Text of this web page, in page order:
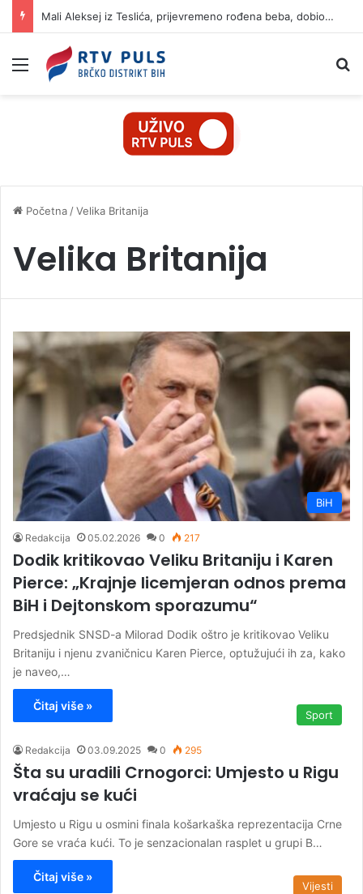
Mali Aleksej iz Teslića, prijevremeno rođena beba, dobio životnu bitku na UKC-u Srpske
Izbornik
Početna /Velika Britanija
Velika Britanija
BiH
Redakcija 05.02.2026 0 217
Dodik kritikovao Veliku Britaniju i Karen
Pierce: „Krajnje licemjeran odnos prema
BiH i Dejtonskom sporazumu“
Predsjednik SNSD-a Milorad Dodik oštro je kritikovao Veliku
Britaniju i njenu zvaničnicu Karen Pierce, optužujući ih za, kako
je naveo,…
Čitaj više »
Sport
Redakcija 03.09.2025 0 295
Šta su uradili Crnogorci: Umjesto u Rigu
vraćaju se kući
Umjesto u Rigu u osmini finala košarkaška reprezentacija Crne
Gore se vraća kući. To je senzacionalan rasplet u grupi B…
Čitaj više »
Vijesti